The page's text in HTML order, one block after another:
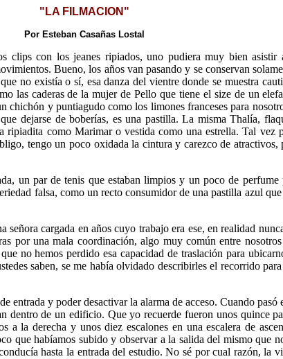
"LA FILMACION"
Por Esteban Casañas Lostal
clips con los jeanes ripiados, uno pudiera muy bien asistir
Bueno, los años van pasando y se conservan
no existía o sí, esa danza del vientre donde se muestra
las caderas de la mujer de Pello que tiene el size de un
chichón y puntiagudo como los limones franceses para
dejarse de boberías, es una pastilla. La misma Thalía,
como Marimar o vestida como una estrella. Tal vez
tengo un poco oxidada la cintura y carezco de
un par de tenis que estaban limpios y un poco de
falsa, como un recto consumidor de una pastilla azul
cargada en años cuyo trabajo era ese, en realidad
por una mala coordinación, algo muy común entre
no hemos perdido esa capacidad de traslación para
saben, se me había olvidado describirles el recorrido
entrada y poder desactivar la alarma de acceso. Cuando
dentro de un edificio. Que yo recuerde fueron unos quince
la derecha y unos diez escalones en una escalera de
que habíamos subido y observar a la salida del mismo que
hasta la entrada del estudio. No sé por cual razón, la